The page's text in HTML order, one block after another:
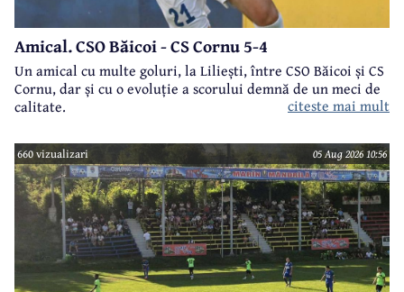
Amical. CSO Băicoi - CS Cornu 5-4
Un amical cu multe goluri, la Liliești, între CSO Băicoi și CS
Cornu, dar și cu o evoluție a scorului demnă de un meci de
calitate.
citeste mai mult
660 vizualizari 05 Aug 2026 10:56